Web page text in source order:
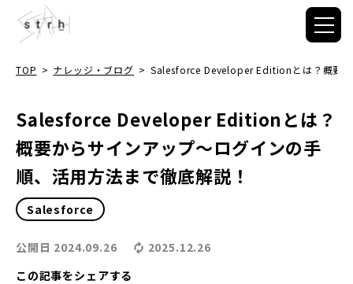
TOP > ナレッジ・ブログ > Salesforce Developer Editionとは？概要
Salesforce Developer Editionとは？
概要からサインアップ〜ログインの手
順、活用方法まで徹底解説！
Salesforce
公開日 2024.09.26
2025.12.26
この記事をシェアする